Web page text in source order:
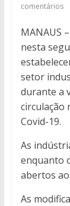
comentários
MANAUS
nesta
setor
durante a
circulação
Covid-19.
As
enquanto
abertos
As